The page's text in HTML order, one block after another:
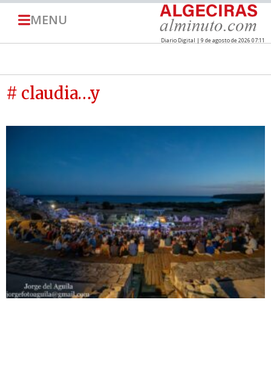
MENU
Diario Digital | 9 de agosto de 2026 07:11
# claudia…y